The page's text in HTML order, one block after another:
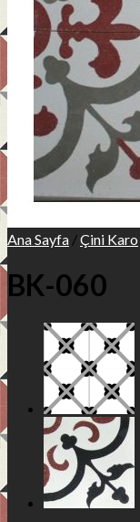
Ana Sayfa /Çini Karo
BK-060